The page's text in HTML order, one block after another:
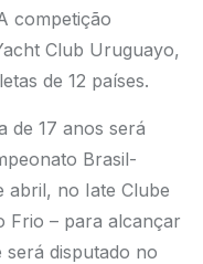
competição
Club Uruguayo,
de 12 países.
de 17 anos será
Brasil-
abril, no Iate Clube
Frio – para alcançar
disputado no